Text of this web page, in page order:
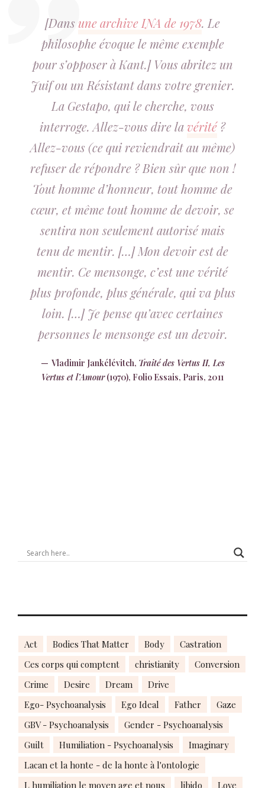
[Dans une archive INA de 1978. Le
philosophe évoque le même exemple
pour s’opposer à Kant.] Vous abritez un
Juif ou un Résistant dans votre grenier.
La Gestapo, qui le cherche, vous
interroge. Allez-vous dire lavérité?
Allez-vous (ce qui reviendrait au même)
refuser de répondre ? Bien sûr que non !
Tout homme d’honneur, tout homme de
cœur, et même tout homme de devoir, se
sentira non seulement autorisé mais
tenu de mentir. […] Mon devoir est de
mentir. Ce mensonge, c’est une vérité
plus profonde, plus générale, qui va plus
loin. […] Je pense qu’avec certaines
personnes le mensonge est un devoir.
Vladimir Jankélévitch, Traité des Vertus II, Les
Vertus et l’Amour(1970), Folio Essais, Paris, 2011
Act Bodies That Matter Body
Castration
Ces corps qui comptent
christianity
Conversion
Crime
Desire Dream
Drive
Ego- Psychoanalysis
Ego Ideal Father
Gaze
GBV - Psychoanalysis
Gender - Psychoanalysis
Guilt
Humiliation - Psychoanalysis
Imaginary
Lacan et la honte - de la honte à l'ontologie
L humiliation le moyen age et nous
libido Love